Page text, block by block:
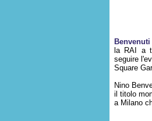
la RAI a
seguire
Square
Nino
il titolo
a Milano